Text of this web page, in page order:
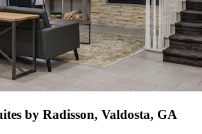
by Radisson, Valdosta, GA